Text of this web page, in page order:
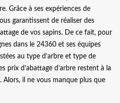
Grâce à ses expériences de
garantissent de réaliser des
de vos sapins. De ce fait, pour
dans le 24360 et ses équipes
au type d’arbre et type de
prix d’abattage d’arbre restent à la
Alors, il ne vous manque plus que